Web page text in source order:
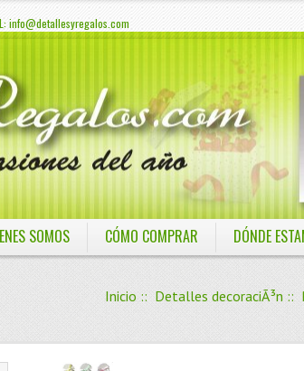
info@detallesyregalos.com
SOMOS CÓMO COMPRAR DÓNDE
Inicio :: Detalles decoraciÃ³n::